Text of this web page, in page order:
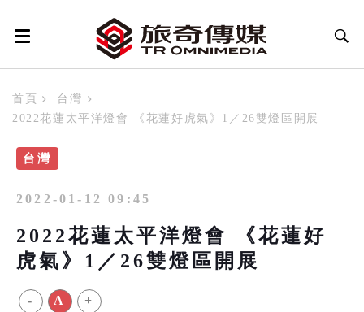
首頁
台灣
2022花蓮太平洋燈會 《花蓮好虎氣》1／26雙燈區開展
台灣
2022-01-12 09:45
2022花蓮太平洋燈會 《花蓮好
虎氣》1／26雙燈區開展
- A +